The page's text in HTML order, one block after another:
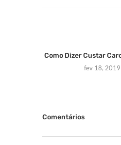
Como Dizer Custar
fev 18, 2019
Comentários